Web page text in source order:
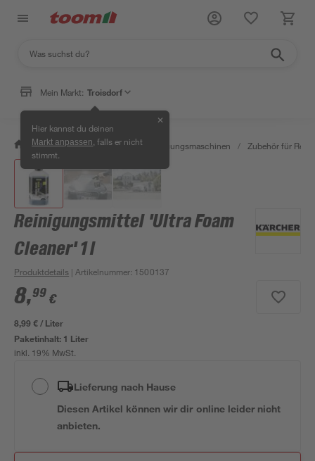
Mein Markt: Troisdorf
Hier kannst du deinen
Markt anpassen , falls er nicht
stimmt.
✕
/ Werkstatt & Maschinen / Reinigungsmaschinen / Zubehör für
Reinigungsmittel 'Ultra Foam
Cleaner' 1 l
Produktdetails | Artikelnummer: 1500137
8,99 €
8,99 € / Liter
Paketinhalt: 1 Liter
inkl. 19% MwSt.
Lieferung nach Hause
Diesen Artikel können wir dir online leider nicht
anbieten.